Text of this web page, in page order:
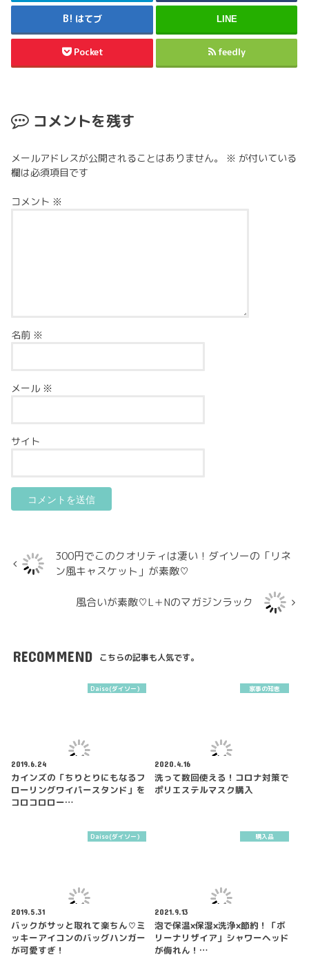
はてブ LINE
Pocket feedly
コメントを残す
メールアドレスが公開されることはありません。 ※ が付いている
欄は必須項目です
コメント ※
名前 ※
メール ※
サイト
300円でこのクオリティは凄い！ダイソーの「リネ
ン風キャスケット」が素敵♡
風合いが素敵♡L＋Nのマガジンラック
RECOMMEND こちらの記事も人気です。
Daiso(ダイソー）
2019.6.24
カインズの「ちりとりにもなるフ
ローリングワイパースタンド」を
コロコロロー…
家事の知恵
2020.4.16
洗って数回使える！コロナ対策で
ポリエステルマスク購入
Daiso(ダイソー）
2019.5.31
バックがサッと取れて楽ちん♡ミ
ッキーアイコンのバッグハンガー
が可愛すぎ！
購入品
2021.9.13
泡で保温×保湿×洗浄×節約！「ボ
リーナリザイア」シャワーヘッド
が侮れん！…